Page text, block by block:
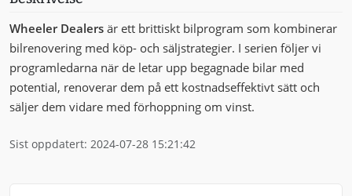
Wheeler Dealers är ett brittiskt bilprogram som kombinerar
bilrenovering med köp- och säljstrategier. I serien följer vi
programledarna när de letar upp begagnade bilar med
potential, renoverar dem på ett kostnadseffektivt sätt och
säljer dem vidare med förhoppning om vinst.
Sist oppdatert: 2024-07-28 15:21:42